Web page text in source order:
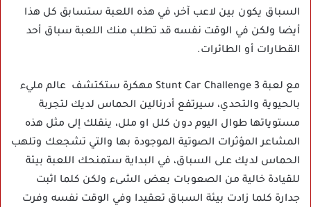
السباق يكون بين لاعب آخر، في هذه اللعبة ستسابق كل هذا
أيضا ولكن في الوقت نفسه قد تطلب منك اللعبة سباق أحد
القطارات أو الطائرات.
مع لعبة Stunt Car Challenge 3 مهكرة ستكتشف عالم مليء
بالحيوية والتحدي، سيرتفع أدرنالين الحماس لديك لتجربة
مستوياتها طوال اليوم دون كلل او ملل، ينقلك إلى مثل هذه
المشاعر المؤثرات الصوتية الموجودة بها والتي تشجعك وتلهب
الحماس لديك على السباق، في البداية ستمنحك اللعبة بيئة
للقيادة خالية من الصعوبات بعض الشىء ولكن كلما اثبت
جدارة كلما زادت بيئة السباق تعقيدا وفي الوقت نفسه وفرت